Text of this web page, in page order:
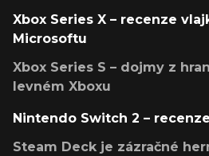
Xbox Series X – recenze
Microsoftu
Xbox Series S – dojmy z
levném Xboxu
Nintendo Switch 2 –
Steam Deck je zázračné